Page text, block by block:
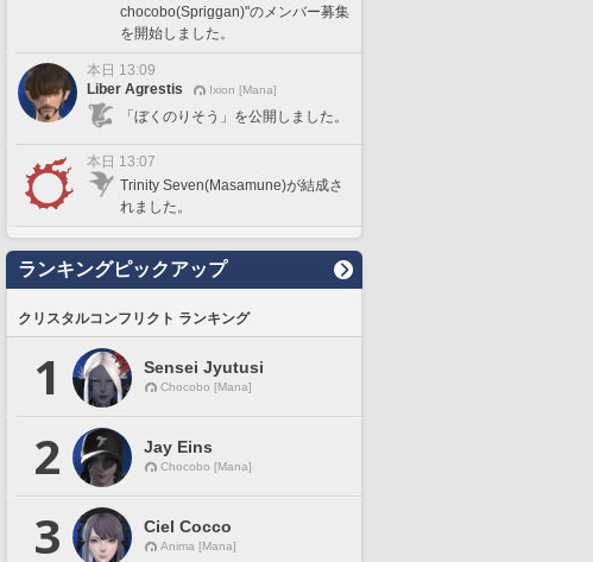
chocobo(Spriggan)"のメンバー募集
を開始しました。
本日 13:09
Liber Agrestis
Ixion [Mana]
「ぼくのりそう」を公開しました。
本日 13:07
Trinity Seven(Masamune)が結成さ
れました。
ランキングピックアップ
クリスタルコンフリクト ランキング
1 Sensei Jyutusi
Chocobo [Mana]
2 Jay Eins
Chocobo [Mana]
3 Ciel Cocco
Anima [Mana]